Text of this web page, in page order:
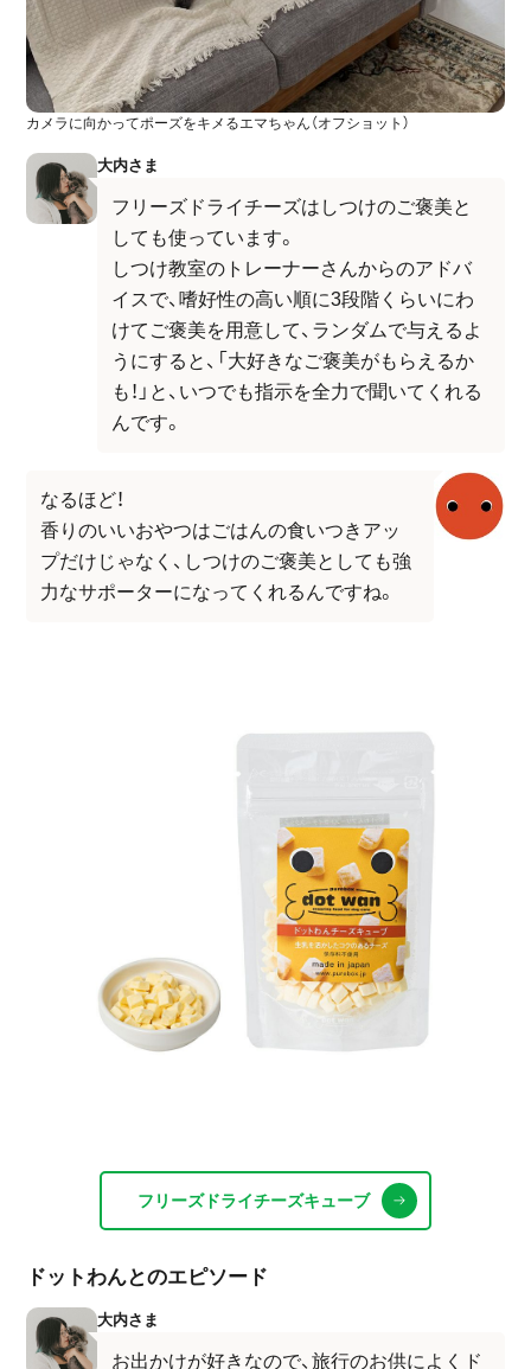
カメラに向かってポーズをキメるエマちゃん（オフショット）
大内さま
フリーズドライチーズはしつけのご褒美と
しても使っています。
しつけ教室のトレーナーさんからのアドバ
イスで、嗜好性の高い順に3段階くらいにわ
けてご褒美を用意して、ランダムで与えるよ
うにすると、「大好きなご褒美がもらえるか
も！」と、いつでも指示を全力で聞いてくれる
んです。
なるほど！
香りのいいおやつはごはんの食いつきアッ
プだけじゃなく、しつけのご褒美としても強
力なサポーターになってくれるんですね。
フリーズドライチーズキューブ
ドットわんとのエピソード
大内さま
お出かけが好きなので、旅行のお供によくド